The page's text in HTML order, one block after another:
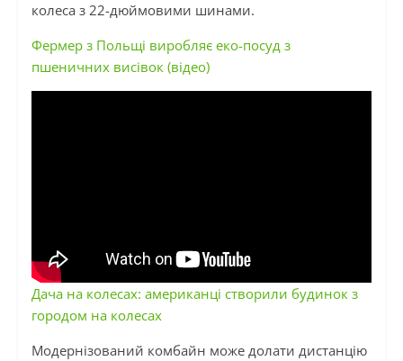
колеса з 22-дюймовими шинами.
Фермер з Польщі виробляє еко-посуд з
пшеничних висівок (відео)
Дача на колесах: американці створили будинок з
городом на колесах
Модернізований комбайн може долати дистанцію